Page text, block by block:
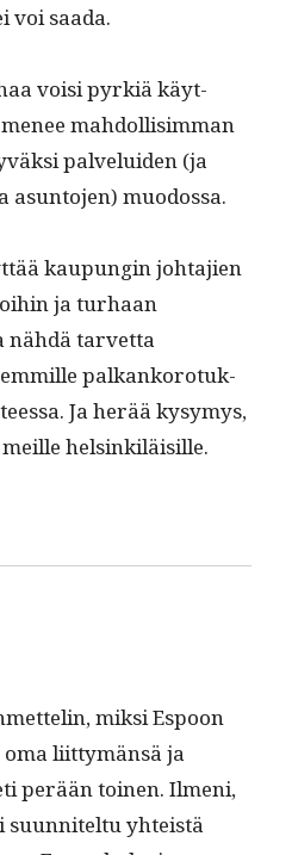
voi saada.
voisi pyrk­iä käyt­
mah­dol­lisim­man
palvelu­iden (ja
asun­to­jen) muodossa.
kaupun­gin johta­jien
ja turhaan
nähdä tarvet­ta
palkanko­ro­tuk­
Ja herää kysymys,
helsinkiläisille.
mik­si Espoon
oma liit­tymän­sä ja
perään toinen. Ilmeni,
suun­nitel­tu yhteistä